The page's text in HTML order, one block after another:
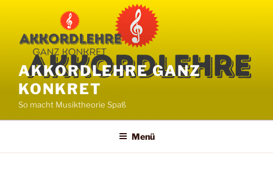
springen
AKKORDLEHRE GANZ
KONKRET
So macht Musiktheorie Spaß
Menü